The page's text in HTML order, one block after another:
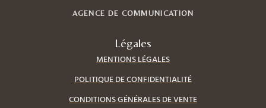
AGENCE DE COMMUNICATION
Légales
MENTIONS LÉGALES
POLITIQUE DE CONFIDENTIALITÉ
CONDITIONS GÉNÉRALES DE VENTE